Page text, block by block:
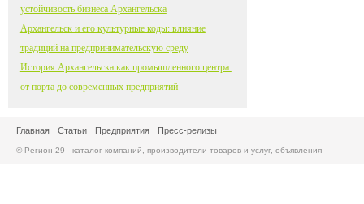
устойчивость бизнеса Архангельска
Архангельск и его культурные коды: влияние
традиций на предпринимательскую среду
История Архангельска как промышленного центра:
от порта до современных предприятий
Главная Статьи Предприятия Пресс-релизы
© Регион 29 - каталог компаний, производители товаров и услуг, объявления